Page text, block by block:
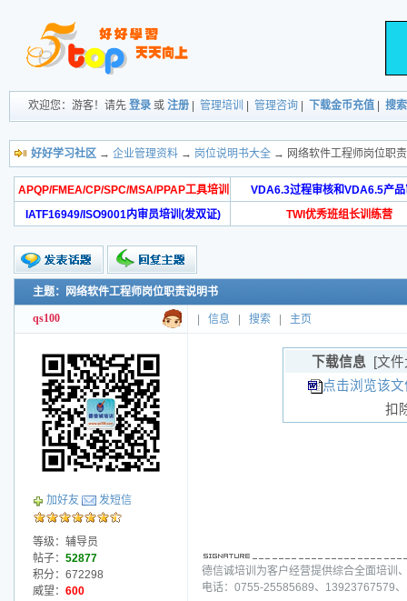
欢迎您：游客！请先 登录 或 注册 管理培训 管理咨询 下载金币充值 搜索
好好学习社区 → 企业管理资料 → 岗位说明书大全 → 网络软件工程师岗位职
APQP/FMEA/CP/SPC/MSA/PPAP工具培训
VDA6.3过程审核和VDA6.5产品
IATF16949/ISO9001内审员培训(发双证)
TWI优秀班组长训练营
主题：网络软件工程师岗位职责说明书
qs100 信息 搜索 主页
加好友 发短信
等级：辅导员
帖子： 52877
积分：672298
威望： 600
下载信息 [文件
点击浏览该
扣
德信诚培训为客户经营提供综合全面培训
电话：0755-25585689、13923767579